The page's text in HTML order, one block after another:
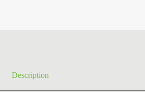
Description